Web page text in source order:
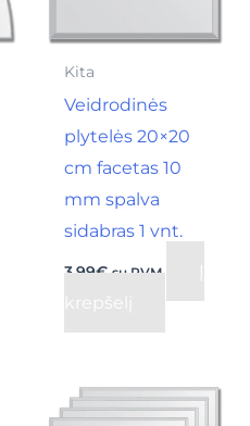
Kita
Veidrodinės
plytelės 20×20
cm facetas 10
mm spalva
sidabras 1 vnt.
3,99€ su PVM
krepšelį